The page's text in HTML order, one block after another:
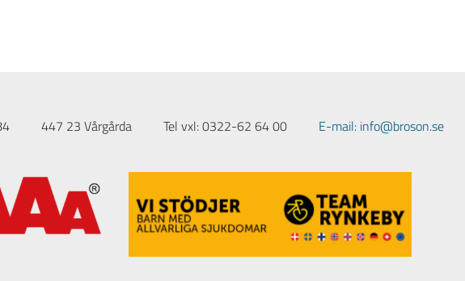
447 23 Vårgårda Tel vxl: 0322-62 64 00 E-mail: info@broson.se